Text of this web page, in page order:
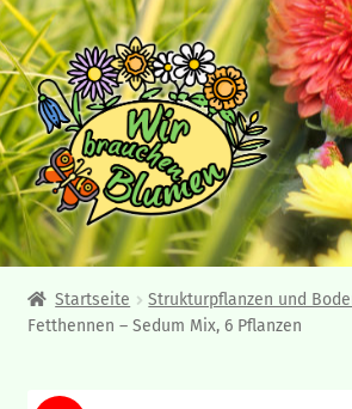
Zur
Navigation
springen
Zum
Inhalt
springen
Abholshop
Angebote und Neuheiten
Ampelpflanzen
Startseite
Strukturpflanzen und
Fetthennen – Sedum Mix, 6 Pflanzen